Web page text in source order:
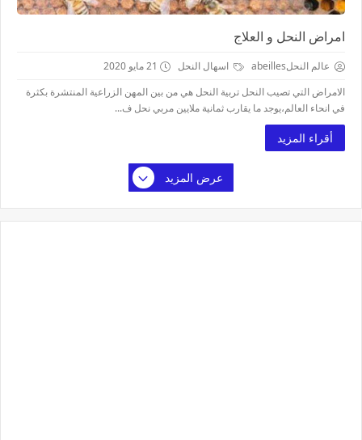
امراض النحل و العلاج
عالم النحلabeilles اسهال النحل
21 مايو 2020
الامراض التي تصيب النحل تربية النحل هي من بين المهن الزراعية المنتشرة بكثرة
في انحاء العالم،يوجد ما يقارب ثمانية ملايين مربي نحل ف...
أقراء المزيد
عرض المزيد